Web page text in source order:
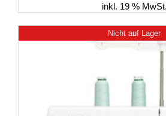
inkl. 19 % MwSt.
Nicht auf Lager